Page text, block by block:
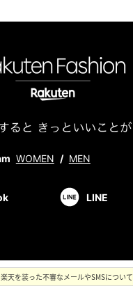
WOMEN / MEN
LINE
楽天を装った不審なメールやSMSについて